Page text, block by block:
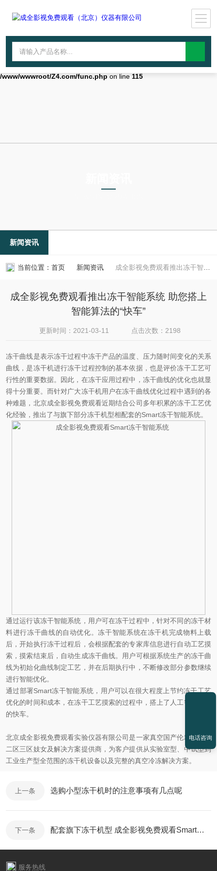
Warning: mkdir(): No space left on device in
file_put_contents(./cachefile_yuan/wwyjgs.com/cache/d9/4f6f4/
failed to open stream: No such file or directory in
/www/wwwroot/Z4.com/func.php on line 115
新闻资讯
当前位置： 首页 新闻资讯 成全影视免费观看推出冻干智能系统 助您搭上智能算法的“快车”
成全影视免费观看推出冻干智能系统 助您搭上
智能算法的“快车”
更新时间：2021-03-11 点击次数：2198
冻干曲线是表示冻干过程中冻干产品的温度、压力随时间变化的关系
曲线，是冻干机进行冻干过程控制的基本依据，也是评价冻干工艺可
行性的重要数据。因此，在冻干应用过程中，冻干曲线的优化也就显
得十分重要。而针对广大冻干机用户在冻干曲线优化过程中遇到的各
种难题，北京成全影视免费观看近期结合公司多年积累的冻干工艺优
化经验，推出了与旗下部分冻干机型相配套的Smart冻干智能系统。
通过运行该冻干智能系统，用户可在冻干过程中，针对不同的冻干材
料进行冻干曲线的自动优化。冻干智能系统在冻干机完成物料上载
后，开始执行冻干过程后，会根据配套的专家库信息进行自动工艺摸
索，摸索结束后，自动生成冻干曲线。用户可根据系统生产的冻干曲
线为初始化曲线制定工艺，并在后期执行中，不断修改部分参数继续
进行智能优化。
通过部署Smart冻干智能系统，用户可以在很大程度上节约冻干工艺
优化的时间和成本，在冻干工艺摸索的过程中，搭上了人工智能算法
的快车。
北京成全影视免费观看实验仪器有限公司是一家真空国产伦精品一区
二区三区妓女及解决方案提供商，为客户提供从实验室型、中试型到
工业生产型全范围的冻干机设备以及完整的真空冷冻解决方案。
上一条 选购小型冻干机时的注意事项有几点呢
下一条 配套旗下冻干机型 成全影视免费观看Smart冻干智能系统上市
服务热线
电话咨询